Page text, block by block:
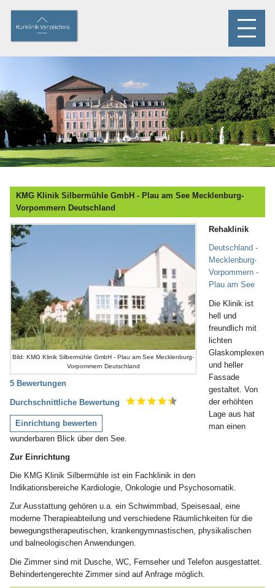
KMG Klinik Silbermühle GmbH - Plau am See Mecklenburg-
Vorpommern Deutschland
Bild: KMG Klinik Silbermühle GmbH - Plau am See Mecklenburg-
Vorpommern Deutschland
5 Bewertungen
Durchschnittliche Bewertung
Einrichtung bewerten
Rehaklinik
Deutschland -
Mecklenburg-
Vorpommern -
Plau am See
Die Klinik ist
hell und
freundlich mit
lichten
Glaskomplexen
und heller
Fassade
gestaltet. Von
der erhöhten
Lage aus hat
man einen
wunderbaren Blick über den See.
Zur Einrichtung
Die KMG Klinik Silbermühle ist ein Fachklinik in den
Indikationsbereiche Kardiologie, Onkologie und Psychosomatik.
Zur Ausstattung gehören u.a. ein Schwimmbad, Speisesaal, eine
moderne Therapieabteilung und verschiedene Räumlichkeiten für die
bewegungstherapeutischen, krankengymnastischen, physikalischen
und balneologischen Anwendungen.
Die Zimmer sind mit Dusche, WC, Fernseher und Telefon ausgestattet.
Behindertengerechte Zimmer sind auf Anfrage möglich.